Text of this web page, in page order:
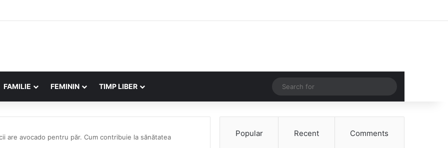
FAMILIE FEMININ TIMP LIBER Random Article
for
are avocado pentru păr. Cum contribuie la sănătatea
Popular Recent Comments